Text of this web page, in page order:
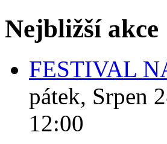
Nejbližší akce
FESTIVAL
pátek, Srpen
12:00